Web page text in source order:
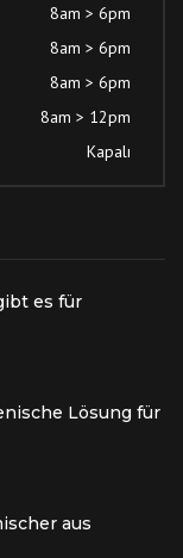
8am > 6pm
8am > 6pm
8am > 6pm
8am > 12pm
Kapalı
es für
Lösung für
aus